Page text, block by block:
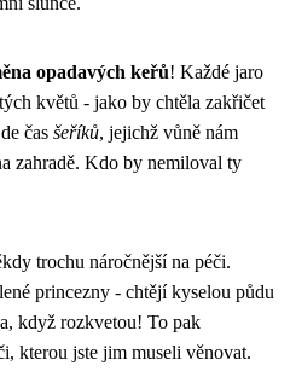
opadavých keřů! Každé jaro
květů - jako by chtěla zakřičet
čas šeříků, jejichž vůně nám
zahradě. Kdo by nemiloval ty
trochu náročnější na péči.
princezny - chtějí kyselou půdu
když rozkvetou! To pak
kterou jste jim museli věnovat.